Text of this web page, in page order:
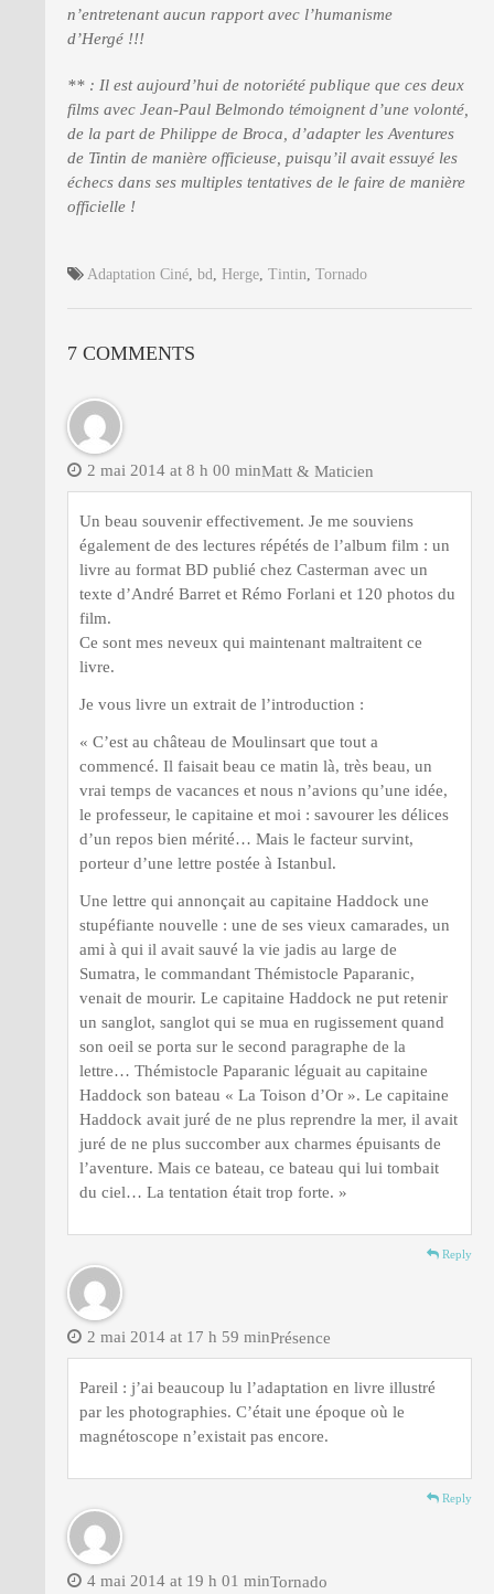
n’entretenant aucun rapport avec l’humanisme
d’Hergé !!!
** : Il est aujourd’hui de notoriété publique que ces deux
films avec Jean-Paul Belmondo témoignent d’une volonté,
de la part de Philippe de Broca, d’adapter les Aventures
de Tintin de manière officieuse, puisqu’il avait essuyé les
échecs dans ses multiples tentatives de le faire de manière
officielle !
Adaptation Ciné bd Herge Tintin Tornado
7 COMMENTS
Matt & Maticien
2 mai 2014 at 8 h 00 min
Un beau souvenir effectivement. Je me souviens
également de des lectures répétés de l’album film : un
livre au format BD publié chez Casterman avec un
texte d’André Barret et Rémo Forlani et 120 photos du
film.
Ce sont mes neveux qui maintenant maltraitent ce
livre.
Je vous livre un extrait de l’introduction :
« C’est au château de Moulinsart que tout a
commencé. Il faisait beau ce matin là, très beau, un
vrai temps de vacances et nous n’avions qu’une idée,
le professeur, le capitaine et moi : savourer les délices
d’un repos bien mérité… Mais le facteur survint,
porteur d’une lettre postée à Istanbul.
Une lettre qui annonçait au capitaine Haddock une
stupéfiante nouvelle : une de ses vieux camarades, un
ami à qui il avait sauvé la vie jadis au large de
Sumatra, le commandant Thémistocle Paparanic,
venait de mourir. Le capitaine Haddock ne put retenir
un sanglot, sanglot qui se mua en rugissement quand
son oeil se porta sur le second paragraphe de la
lettre… Thémistocle Paparanic léguait au capitaine
Haddock son bateau « La Toison d’Or ». Le capitaine
Haddock avait juré de ne plus reprendre la mer, il avait
juré de ne plus succomber aux charmes épuisants de
l’aventure. Mais ce bateau, ce bateau qui lui tombait
du ciel… La tentation était trop forte. »
Reply
Présence
2 mai 2014 at 17 h 59 min
Pareil : j’ai beaucoup lu l’adaptation en livre illustré
par les photographies. C’était une époque où le
magnétoscope n’existait pas encore.
Reply
Tornado
4 mai 2014 at 19 h 01 min